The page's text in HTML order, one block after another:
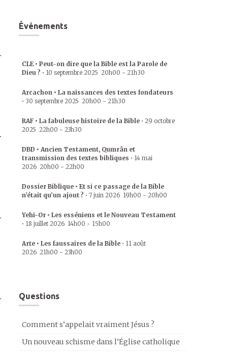
Événements
CLE • Peut-on dire que la Bible est la Parole de
Dieu ? • 10 septembre 2025 20h00 - 21h30
Arcachon • La naissances des textes fondateurs
• 30 septembre 2025 20h00 - 21h30
RAF • La fabuleuse histoire de la Bible • 29 octobre
2025 22h00 - 23h30
DBD • Ancien Testament, Qumrân et
transmission des textes bibliques • 14 mai
2026 20h00 - 22h00
Dossier Biblique • Et si ce passage de la Bible
n’était qu’un ajout ? • 7 juin 2026 19h00 - 20h00
Yehi-Or • Les esséniens et le Nouveau Testament
• 18 juillet 2026 14h00 - 15h00
Arte • Les faussaires de la Bible • 11 août
2026 21h00 - 23h00
Questions
Comment s’appelait vraiment Jésus ?
Un nouveau schisme dans l’Église catholique